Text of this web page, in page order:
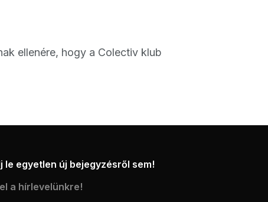
ellenére, hogy a Colectiv klub
le egyetlen új bejegyzésről sem!
a hírlevelünkre!